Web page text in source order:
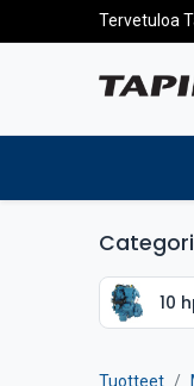
Tervetuloa
10
Tuotteet